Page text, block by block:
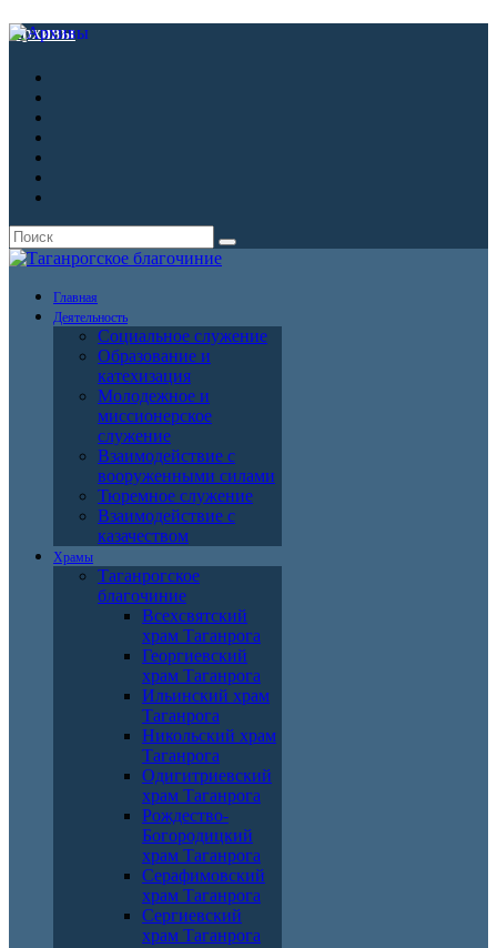
Архивы
Главная
Деятельность
Социальное служение
Образование и
катехизация
Молодежное и
миссионерское
служение
Взаимодействие с
вооруженными силами
Тюремное служение
Взаимодействие с
казачеством
Храмы
Таганрогское
благочиние
Всехсвятский
храм Таганрога
Георгиевский
храм Таганрога
Ильинский храм
Таганрога
Никольский храм
Таганрога
Одигитриевский
храм Таганрога
Рождество-
Богородицкий
храм Таганрога
Серафимовский
храм Таганрога
Сергиевский
храм Таганрога